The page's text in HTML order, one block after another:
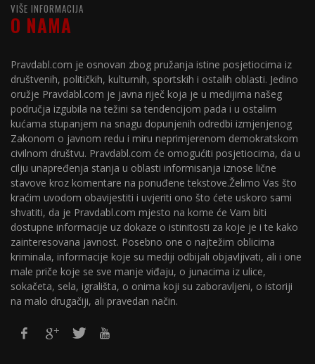
VIŠE INFORMACIJA
O NAMA
Pravdabl.com je osnovan zbog pružanja istine posjetiocima iz
društvenih, političkih, kulturnih, sportskih i ostalih oblasti. Jedino
oružje Pravdabl.com je javna riječ koja je u medijima našeg
područja izgubila na težini sa tendencijom pada i u ostalim
kućama stupanjem na snagu dopunjenih odredbi izmjenjenog
Zakonom o javnom redu i miru neprimjerenom demokratskom
civilnom društvu. Pravdabl.com će omogućiti posjetiocima, da u
cilju unapređenja stanja u oblasti informisanja iznose lične
stavove kroz komentare na ponuđene tekstove.Želimo Vas što
kraćim uvodom obavijestiti i uvjeriti ono što ćete uskoro sami
shvatiti, da je Pravdabl.com mjesto na kome će Vam biti
dostupne informacije uz dokaze o istinitosti za koje je i te kako
zainteresovana javnost. Posebno one o najtežim oblicima
kriminala, informacije koje su mediji odbijali objavljivati, ali i one
male priče koje se sve manje viđaju, o junacima iz ulice,
sokačeta, sela, igrališta, o onima koji su zaboravljeni, o istoriji
na malo drugačiji, ali pravedan način.